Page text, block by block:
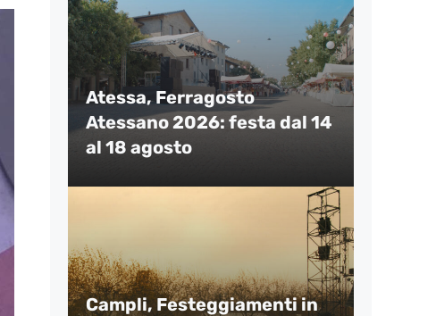
Atessa, Ferragosto
Atessano 2026: festa dal 14
al 18 agosto
Campli, Festeggiamenti in